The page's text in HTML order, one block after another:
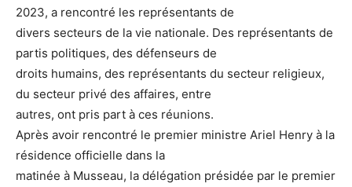
2023, a rencontré les représentants de
divers secteurs de la vie nationale. Des représentants de
partis politiques, des défenseurs de
droits humains, des représentants du secteur religieux,
du secteur privé des affaires, entre
autres, ont pris part à ces réunions.
Après avoir rencontré le premier ministre Ariel Henry à la
résidence officielle dans la
matinée à Musseau, la délégation présidée par le premier